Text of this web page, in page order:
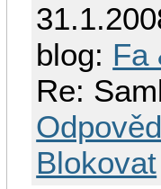
blog: Fa
Re:
Blokovat